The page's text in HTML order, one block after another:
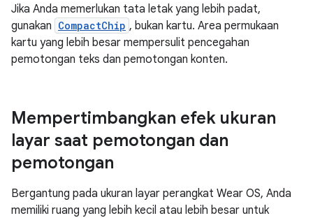
Jika Anda memerlukan tata letak yang lebih padat,
gunakan CompactChip , bukan kartu. Area permukaan
kartu yang lebih besar mempersulit pencegahan
pemotongan teks dan pemotongan konten.
Mempertimbangkan efek ukuran
layar saat pemotongan dan
pemotongan
Bergantung pada ukuran layar perangkat Wear OS, Anda
memiliki ruang yang lebih kecil atau lebih besar untuk